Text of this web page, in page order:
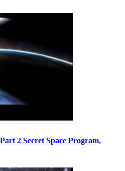
2 Secret Space Program,